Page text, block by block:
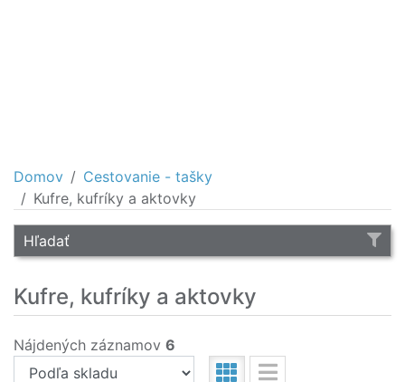
Domov
Cestovanie - tašky
Kufre, kufríky a aktovky
Hľadať
Kufre, kufríky a aktovky
Nájdených záznamov 6